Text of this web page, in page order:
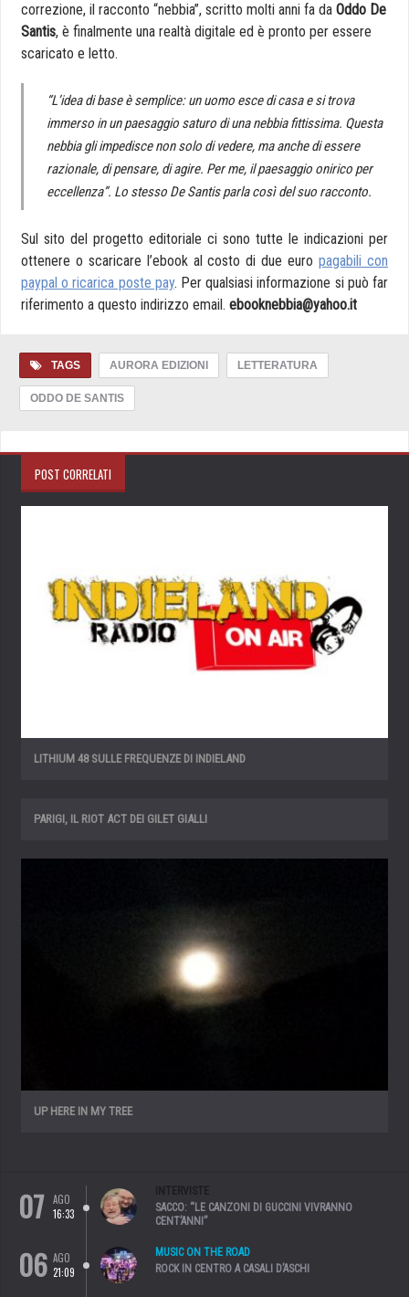
correzione, il racconto “nebbia”, scritto molti anni fa da Oddo De
Santis, è finalmente una realtà digitale ed è pronto per essere
scaricato e letto.
“L’idea di base è semplice: un uomo esce di casa e si trova
immerso in un paesaggio saturo di una nebbia fittissima. Questa
nebbia gli impedisce non solo di vedere, ma anche di essere
razionale, di pensare, di agire. Per me, il paesaggio onirico per
eccellenza”. Lo stesso De Santis parla così del suo racconto.
Sul sito del progetto editoriale ci sono tutte le indicazioni per
ottenere o scaricare l’ebook al costo di due europagabili con
paypal o ricarica poste pay. Per qualsiasi informazione si può far
riferimento a questo indirizzo email. ebooknebbia@yahoo.it
TAGS AURORA EDIZIONI LETTERATURA
ODDO DE SANTIS
POST CORRELATI
LITHIUM 48 SULLE FREQUENZE DI INDIELAND
PARIGI, IL RIOT ACT DEI GILET GIALLI
UP HERE IN MY TREE
07
AGO
16:33
INTERVISTE
SACCO: “LE CANZONI DI GUCCINI VIVRANNO
CENT’ANNI”
06 AGO
21:09
MUSIC ON THE ROAD
ROCK IN CENTRO A CASALI D’ASCHI